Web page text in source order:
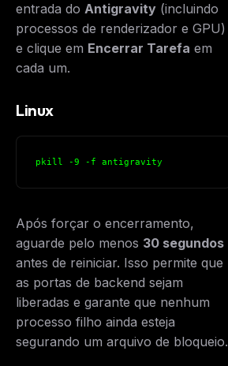
entrada do Antigravity (incluindo
processos de renderizador e GPU)
e clique em Encerrar Tarefa em
cada um.
Linux
pkill -9 -f antigravity
Após forçar o encerramento,
aguarde pelo menos 30 segundos
antes de reiniciar. Isso permite que
as portas de backend sejam
liberadas e garante que nenhum
processo filho ainda esteja
segurando um arquivo de bloqueio.